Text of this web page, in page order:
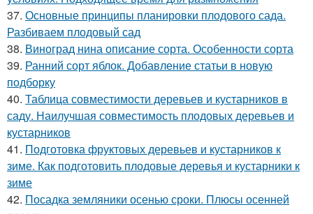
37. Основные принципы планировки плодового сада.
Разбиваем плодовый сад
38. Виноград нина описание сорта. Особенности сорта
39. Ранний сорт яблок. Добавление статьи в новую
подборку
40. Таблица совместимости деревьев и кустарников в
саду. Наилучшая совместимость плодовых деревьев и
кустарников
41. Подготовка фруктовых деревьев и кустарников к
зиме. Как подготовить плодовые деревья и кустарники к
зиме
42. Посадка земляники осенью сроки. Плюсы осенней